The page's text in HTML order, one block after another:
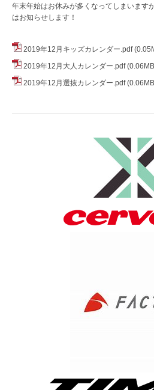
年末年始はお休みが多くなってしまいます
はお知らせします！
2019年12月キッズカレンダー.pdf
2019年12月大人カレンダー.pdf
2019年12月選抜カレンダー.pdf